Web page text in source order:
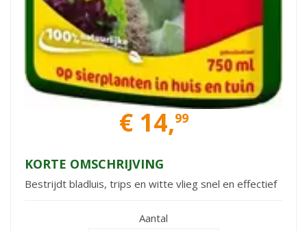
€ 14,99
KORTE OMSCHRIJVING
Bestrijdt bladluis, trips en witte vlieg snel en effectief
Aantal